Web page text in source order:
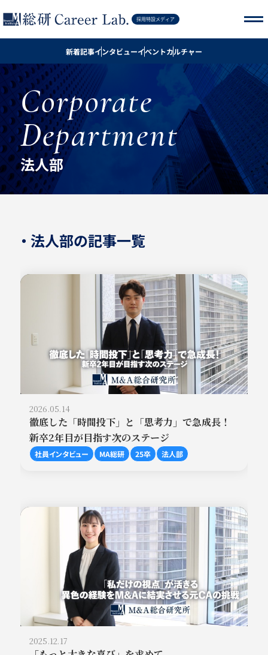
採用特設メディア
新着記事インタビューイベントカルチャー
インタビュー
カルチャー
採用サイト
Corporate
Department
法人部
・ 法人部の記事一覧
2026.05.14
徹底した「時間投下」と「思考力」で急成長！
新卒2年目が目指す次のステージ
社員インタビュー MA総研 25卒 法人部
2025.12.17